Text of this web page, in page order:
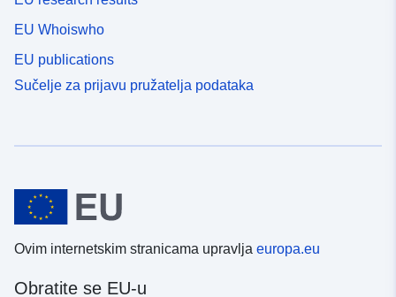
EU Whoiswho
EU publications
Sučelje za prijavu pružatelja podataka
Ovim internetskim stranicama upravlja europa.eu
Obratite se EU-u